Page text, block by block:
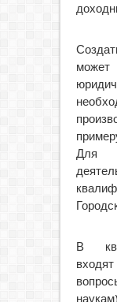
может
Для
В